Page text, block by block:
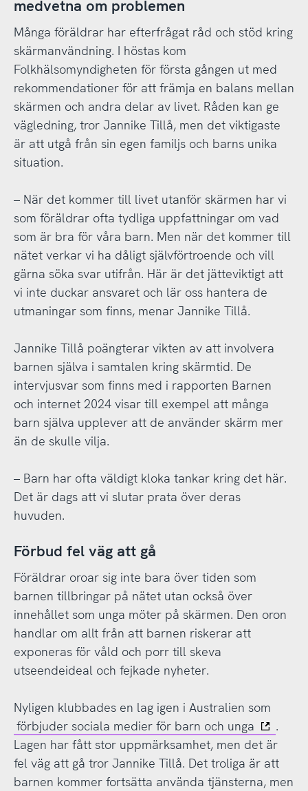
medvetna om problemen
Många föräldrar har efterfrågat råd och stöd kring
skärmanvändning. I höstas kom
Folkhälsomyndigheten för första gången ut med
rekommendationer för att främja en balans mellan
skärmen och andra delar av livet. Råden kan ge
vägledning, tror Jannike Tillå, men det viktigaste
är att utgå från sin egen familjs och barns unika
situation.
– När det kommer till livet utanför skärmen har vi
som föräldrar ofta tydliga uppfattningar om vad
som är bra för våra barn. Men när det kommer till
nätet verkar vi ha dåligt självförtroende och vill
gärna söka svar utifrån. Här är det jätteviktigt att
vi inte duckar ansvaret och lär oss hantera de
utmaningar som finns, menar Jannike Tillå.
Jannike Tillå poängterar vikten av att involvera
barnen själva i samtalen kring skärmtid. De
intervjusvar som finns med i rapporten Barnen
och internet 2024 visar till exempel att många
barn själva upplever att de använder skärm mer
än de skulle vilja.
– Barn har ofta väldigt kloka tankar kring det här.
Det är dags att vi slutar prata över deras
huvuden.
Förbud fel väg att gå
Föräldrar oroar sig inte bara över tiden som
barnen tillbringar på nätet utan också över
innehållet som unga möter på skärmen. Den oron
handlar om allt från att barnen riskerar att
exponeras för våld och porr till skeva
utseendeideal och fejkade nyheter.
Nyligen klubbades en lag igen i Australien som
förbjuder sociala medier för barn och unga
.
Lagen har fått stor uppmärksamhet, men det är
fel väg att gå tror Jannike Tillå. Det troliga är att
barnen kommer fortsätta använda tjänsterna, men